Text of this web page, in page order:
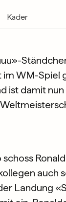
Kader
WM-Spiel
ist damit
auch
Landung